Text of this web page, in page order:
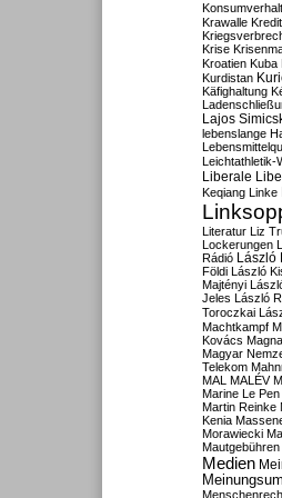
Krawalle
Krise
Kroatien Kuba
Kurdistan
Käfighaltung
Lajos
lebenslange
Leichtathletik-
Liberale
Keqiang Linke
Literatur Liz
Lockerungen
Rádió
László
Földi László
Majtényi
Jeles László
Toroczkai
Machtkampf
Kovács
Magyar
Telekom
MAL MALÉV
Marine Le Pen
Martin Reinke
Kenia
Morawiecki
Mautgebühren
Medien